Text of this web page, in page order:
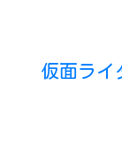
仮面ライ